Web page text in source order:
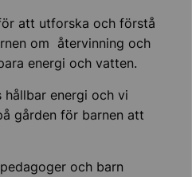
att utforska och förstå
om återvinning och
energi och vatten.
energi och vi
gården för barnen att
och barn